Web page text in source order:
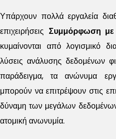
Υπάρχουν πολλά εργαλεία
επιχειρήσεις Συμμόρφωση
κυμαίνονται από λογισμικό
λύσεις ανάλυσης δεδομένων
παράδειγμα, τα ανώνυμα
μπορούν να επιτρέψουν στις
δύναμη των μεγάλων
ατομική ανωνυμία.